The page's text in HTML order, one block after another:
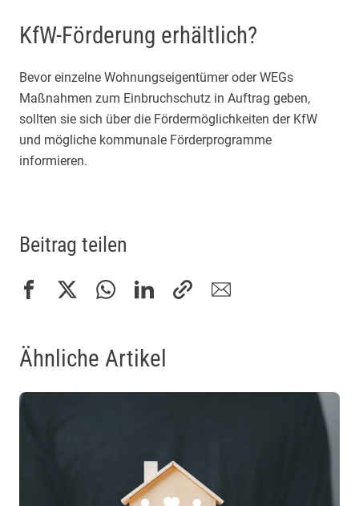
KfW-Förderung erhältlich?
Bevor einzelne Wohnungseigentümer oder WEGs
Maßnahmen zum Einbruchschutz in Auftrag geben,
sollten sie sich über die Fördermöglichkeiten der KfW
und mögliche kommunale Förderprogramme
informieren.
Beitrag teilen
Ähnliche Artikel